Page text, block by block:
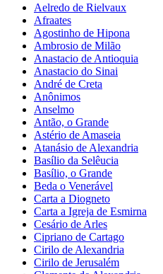
Aelredo de Rielvaux
Afraates
Agostinho de Hipona
Ambrosio de Milão
Anastacio de Antioquia
Anastacio do Sinai
André de Creta
Anônimos
Anselmo
Antão, o Grande
Astério de Amaseia
Atanásio de Alexandria
Basílio da Selêucia
Basílio, o Grande
Beda o Venerável
Carta a Diogneto
Carta a Igreja de Esmirna
Cesário de Arles
Cipriano de Cartago
Cirilo de Alexandria
Cirilo de Jerusalém